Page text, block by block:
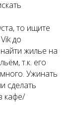
то ищите
до
жилье на
т.к. его
Ужинать
сделать
кафе/